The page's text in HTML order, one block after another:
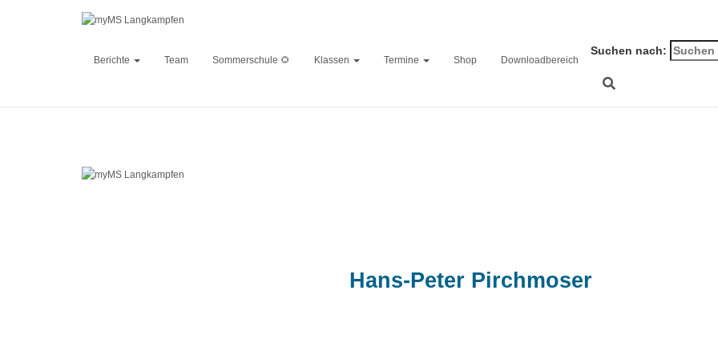
Berichte Team Sommerschule 🌻 Klassen Termine Shop Downloadbereich
Suchen nach:
Hans-Peter Pirchmoseron